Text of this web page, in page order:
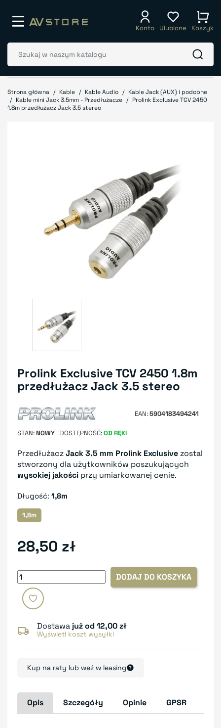
Konto Ulubione Koszyk
Strona główna Kable Kable Audio
Kable Jack (AUX) i podobne
Kable mini Jack 3.5mm - Przedłużacze
Prolink Exclusive TCV 2450
1.8m przedłużacz Jack 3.5 stereo
Prolink Exclusive TCV 2450 1.8m
przedłużacz Jack 3.5 stereo
EAN 5904183494241
STAN NOWY DOSTĘPNOŚĆ OD RĘKI
PrzedłużaczJack 3.5 mm Prolink Exclusive zostal
stworzony dla użytkowników poszukujących
wysokiej jakości przy umiarkowanej cenie.
Długość: 1,8m
1,8m
28,50 zł
DODAJ DO KOSZYKA
Dostawa już od 12,00 zł
Wyświetl koszt wysyłki
Kup na raty lub weź w leasing
Opis Szczegóły Opinie GPSR